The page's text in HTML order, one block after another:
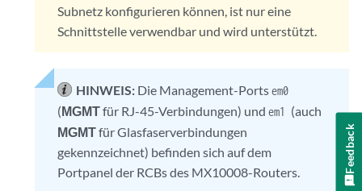
Subnetz konfigurieren können, ist nur eine
Schnittstelle verwendbar und wird unterstützt.
HINWEIS: Die Management-Portsem0
(MGMTfür RJ-45-Verbindungen) undem1 (auch
MGMTfür Glasfaserverbindungen
gekennzeichnet) befinden sich auf dem
Portpanel der RCBs des MX10008-Routers.
Feedback